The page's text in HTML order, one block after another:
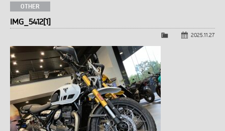
採用情報
TRIUMPH OFFICIAL SITE
LINE FacebookInstagram
X
OTHER
IMG_5412[1]
2025.11.27